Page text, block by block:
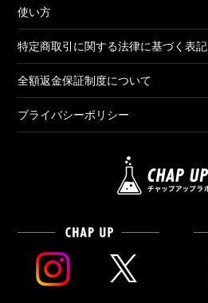
使い方
特定商取引に関する法律に基づく表記
全額返金保証制度について
プライバシーポリシー